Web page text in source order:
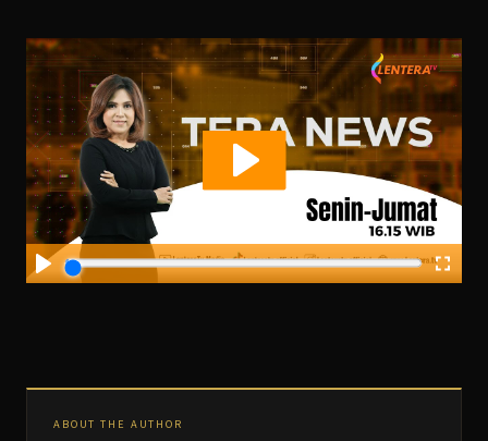
ABOUT THE AUTHOR